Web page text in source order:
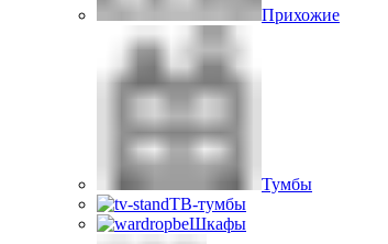
Прихожие
Тумбы
ТВ-тумбы
Шкафы